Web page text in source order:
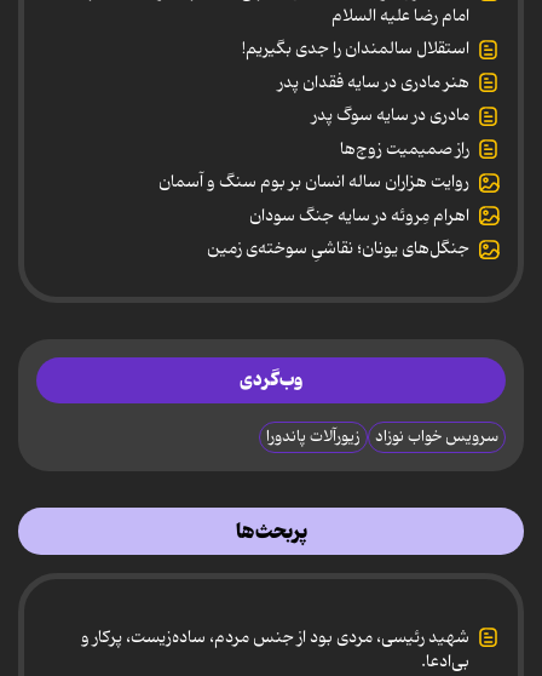
امام رضا علیه السلام
استقلال سالمندان را جدی بگیریم!
هنر مادری در سایه‌ فقدان پدر
مادری در سایه سوگ پدر
راز صمیمیت زوج‌ها
روایت هزاران ساله انسان بر بوم سنگ و آسمان
اهرام مِروئه در سایه جنگ سودان
جنگل‌های یونان؛ نقاشیِ سوخته‌ی زمین
وب‌گردی
سرویس خواب نوزاد زیورآلات پاندورا
پربحث‌ها
شهید رئیسی، مردی بود از جنس مردم، ساده‌زیست، پرکار و
بی‌ادعا.